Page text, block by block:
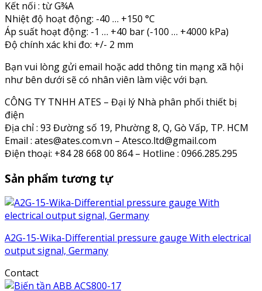
Kết nối : từ G¾A
Nhiệt độ hoạt động: -40 … +150 °C
Áp suất hoạt động: -1 … +40 bar (-100 … +4000 kPa)
Độ chính xác khi đo: +/- 2 mm
Bạn vui lòng gửi email hoặc add thông tin mạng xã hội
như bên dưới sẽ có nhân viên làm việc với bạn.
CÔNG TY TNHH ATES – Đại lý Nhà phân phối thiết bị
điện
Địa chỉ : 93 Đường số 19, Phường 8, Q, Gò Vấp, TP. HCM
Email : ates@ates.com.vn – Atesco.ltd@gmail.com
Điện thoại: +84 28 668 00 864 – Hotline : 0966.285.295
Sản phẩm tương tự
A2G-15-Wika-Differential pressure gauge With electrical
output signal, Germany
Contact